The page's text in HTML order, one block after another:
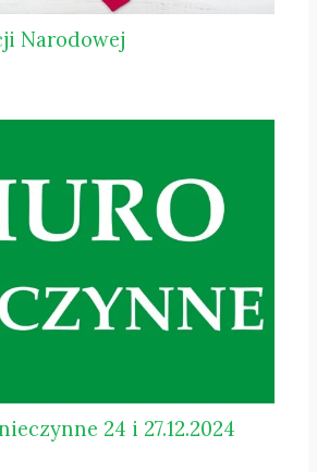
Narodowej
24 i 27.12.2024